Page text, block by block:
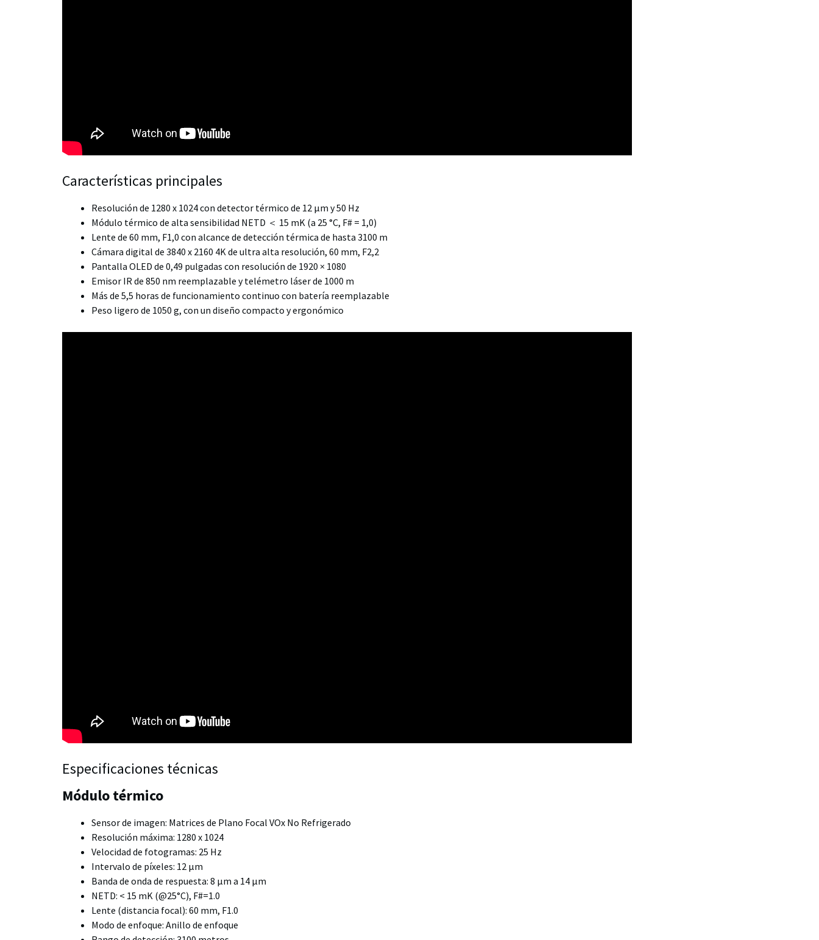
Características principales
Resolución de 1280 x 1024 con detector térmico de 12 μm y 50 Hz
Módulo térmico de alta sensibilidad NETD ＜ 15 mK (a 25 °C, F# = 1,0)
Lente de 60 mm, F1,0 con alcance de detección térmica de hasta 3100 m
Cámara digital de 3840 x 2160 4K de ultra alta resolución, 60 mm, F2,2
Pantalla OLED de 0,49 pulgadas con resolución de 1920 × 1080
Emisor IR de 850 nm reemplazable y telémetro láser de 1000 m
Más de 5,5 horas de funcionamiento continuo con batería reemplazable
Peso ligero de 1050 g, con un diseño compacto y ergonómico
Especificaciones técnicas
Módulo térmico
Sensor de imagen: Matrices de Plano Focal VOx No Refrigerado
Resolución máxima: 1280 x 1024
Velocidad de fotogramas: 25 Hz
Intervalo de píxeles: 12 μm
Banda de onda de respuesta: 8 μm a 14 μm
NETD: < 15 mK (@25°C), F#=1.0
Lente (distancia focal): 60 mm, F1.0
Modo de enfoque: Anillo de enfoque